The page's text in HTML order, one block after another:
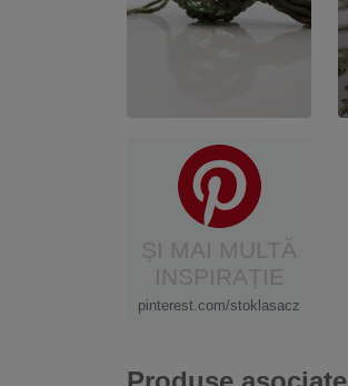
pinterest.com/stoklasacz